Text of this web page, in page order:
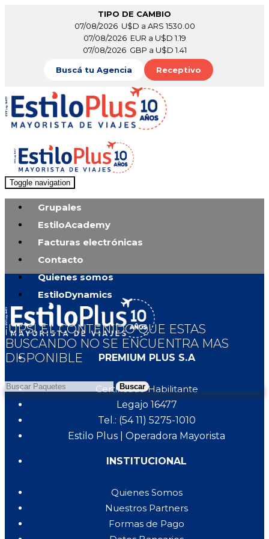
TIPO DE CAMBIO
07/08/2026 U$D a ARS 1530.00
07/08/2026 EUR a U$D 1.19
07/08/2026 GBP a U$D 1.41
Buscá tu Agencia Receptivo
Toggle navigation
Grupales
EstiloAcademy
Facturas electrónicas
Contacto
Quienes somos
EstiloDynamics
¡UPS! EL CONTENIDO QUE ESTAS
BUSCANDO NO SE ENCUENTRA MAS
DISPONIBLE
Buscar
PREMIUM PLUS S.A
Certificado Habilitante
Legajo 16477
Tel.: (54 11) 5275-1010
Estilo Plus | Operadora Mayorista
INSTITUCIONAL
Quienes Somos
Nuestros Partners
Formas de Pago